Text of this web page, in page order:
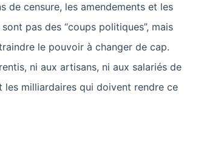
de censure, les amendements et les
pas des “coups politiques”, mais
le pouvoir à changer de cap.
ni aux artisans, ni aux salariés de
les milliardaires qui doivent rendre ce